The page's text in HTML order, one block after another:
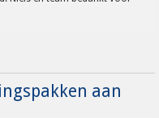
aan